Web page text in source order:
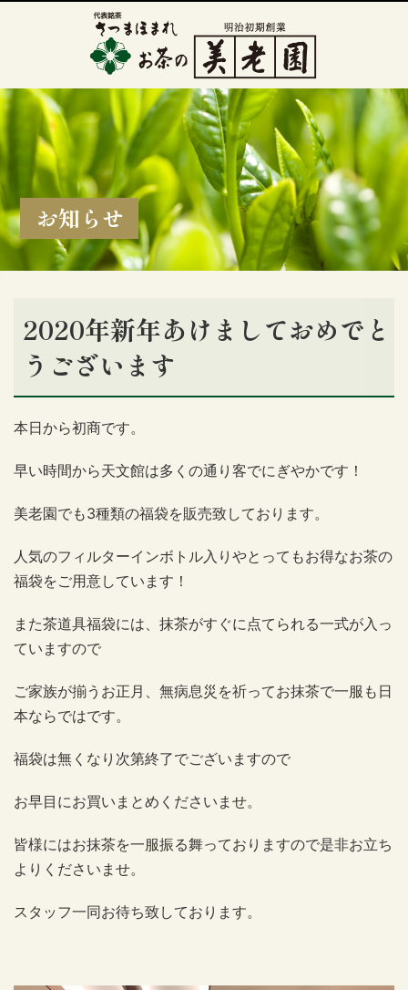
お知らせ
2020年新年あけましておめでと
うございます
本日から初商です。
早い時間から天文館は多くの通り客でにぎやかです！
美老園でも3種類の福袋を販売致しております。
人気のフィルターインボトル入りやとってもお得なお茶の
福袋をご用意しています！
また茶道具福袋には、抹茶がすぐに点てられる一式が入っ
ていますので
ご家族が揃うお正月、無病息災を祈ってお抹茶で一服も日
本ならではです。
福袋は無くなり次第終了でございますので
お早目にお買いまとめくださいませ。
皆様にはお抹茶を一服振る舞っておりますので是非お立ち
よりくださいませ。
スタッフ一同お待ち致しております。